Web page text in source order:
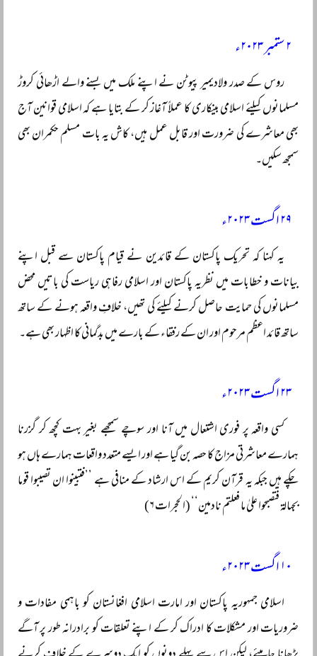
۲ ستمبر ۲۰۲۳ء
روس کے صدر ولادیمیر پیوٹن نے اپنے ملک میں بسنے والے اڑھائی کروڑ
مسلمانوں کیلئے اسلامی بینکاری کا عملاً آغاز کر کے بتایا ہے کہ اسلامی قوانین آج
بھی معاشرے کی ضرورت اور قابل عمل ہیں، کاش یہ بات مسلم حکمران بھی
سمجھ سکیں۔
۲۹ اگست ۲۰۲۳ء
یہ کہنا کہ تحریک پاکستان کے قائدین نے قیام پاکستان سے قبل اپنے
بیانات و خطابات میں نظریہ پاکستان اور اسلامی رفاہی ریاست کی باتیں محض
مسلمانوں کی حمایت حاصل کرنے کیلئے کی تھیں، خلافِ واقعہ ہونے کے ساتھ
ساتھ قائد اعظم مرحوم اور ان کے رفقاء کے بارے میں بدگمانی کا اظہار بھی ہے۔
۲۳ اگست ۲۰۲۳ء
کسی واقعہ پر فوری اشتعال میں آنا اور سوچے سمجھے بغیر بہت کچھ کر گزرنا
ہمارے معاشرتی مزاج کا حصہ بن گیا ہے اور ایسے متعدد واقعات ہمارے ہاں ہو
چکے ہیں جبکہ یہ قرآن کریم کے اس ارشاد کے منافی ہے ’’فتبینوا ان تصیبوا قوما
بجہالۃ فتصبحوا علیٰ ما فعلتم نادمین‘‘ (الحجرات ۶)
۱۰ اگست ۲۰۲۳ء
اسلامی جمہوریہ پاکستان اور امارت اسلامی افغانستان کو باہمی مفادات و
ضروریات اور مشکلات کا ادراک کر کے اپنے تعلقات کو برادرانہ طور پر آگے